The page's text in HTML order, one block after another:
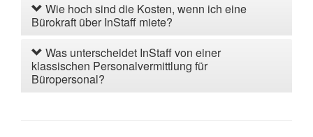
Wie hoch sind die Kosten, wenn ich eine
Bürokraft über InStaff miete?
Was unterscheidet InStaff von einer
klassischen Personalvermittlung für
Büropersonal?